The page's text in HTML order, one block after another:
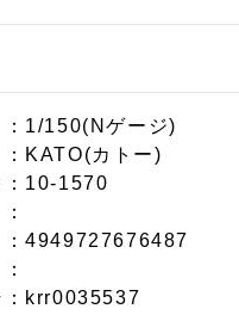
：1/150(Nゲージ)
：KATO(カトー)
：10-1570
：
：4949727676487
：
：krr0035537